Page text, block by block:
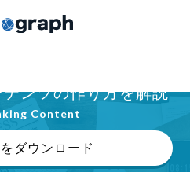
ンツの作り方を解説
Content
ダウンロード